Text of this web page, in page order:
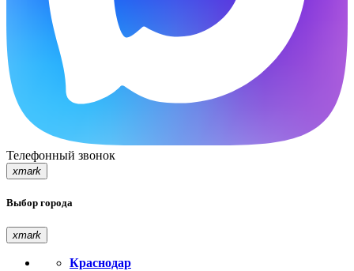
Телефонный звонок
xmark
Выбор города
xmark
Краснодар